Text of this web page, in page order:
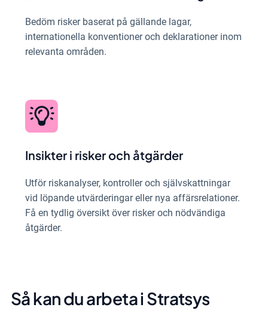
Bedöm risker baserat på gällande lagar,
internationella konventioner och deklarationer inom
relevanta områden.
Insikter i risker och åtgärder
Utför riskanalyser, kontroller och självskattningar
vid löpande utvärderingar eller nya affärsrelationer.
Få en tydlig översikt över risker och nödvändiga
åtgärder.
Så kan du arbeta i Stratsys